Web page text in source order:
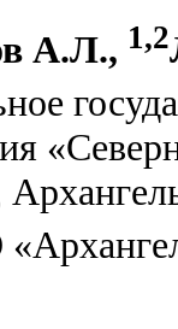
А.Л., 1,2